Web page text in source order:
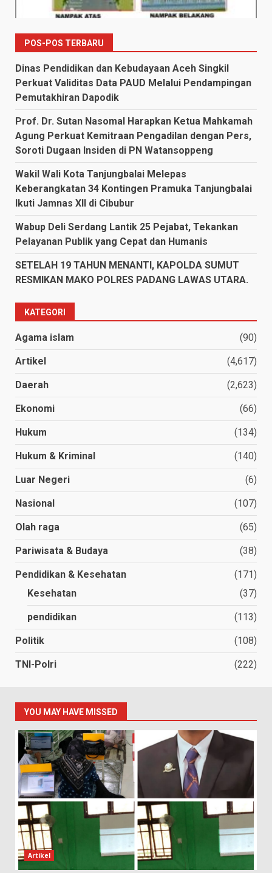
POS-POS TERBARU
Dinas Pendidikan dan Kebudayaan Aceh Singkil
Perkuat Validitas Data PAUD Melalui Pendampingan
Pemutakhiran Dapodik
Prof. Dr. Sutan Nasomal Harapkan Ketua Mahkamah
Agung Perkuat Kemitraan Pengadilan dengan Pers,
Soroti Dugaan Insiden di PN Watansoppeng
Wakil Wali Kota Tanjungbalai Melepas
Keberangkatan 34 Kontingen Pramuka Tanjungbalai
Ikuti Jamnas XII di Cibubur
Wabup Deli Serdang Lantik 25 Pejabat, Tekankan
Pelayanan Publik yang Cepat dan Humanis
SETELAH 19 TAHUN MENANTI, KAPOLDA SUMUT
RESMIKAN MAKO POLRES PADANG LAWAS UTARA.
KATEGORI
Agama islam (90)
Artikel (4,617)
Daerah (2,623)
Ekonomi (66)
Hukum (134)
Hukum & Kriminal (140)
Luar Negeri (6)
Nasional (107)
Olah raga (65)
Pariwisata & Budaya (38)
Pendidikan & Kesehatan
(171)
Kesehatan
(37)
pendidikan (113)
Politik (108)
TNI-Polri (222)
YOU MAY HAVE MISSED
Artikel